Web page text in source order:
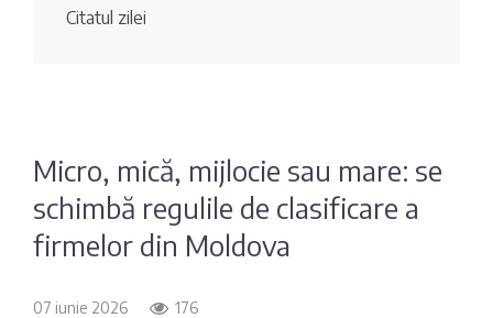
Fotografia
Maib
Sondaj
Citatul zilei
Micro, mică, mijlocie sau mare: se
schimbă regulile de clasificare a
firmelor din Moldova
07 iunie 2026 176